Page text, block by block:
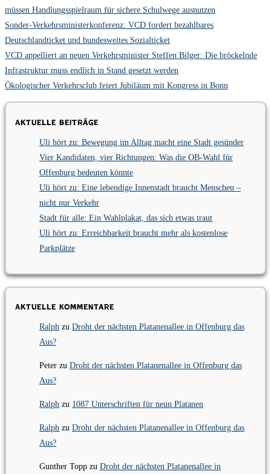
müssen Handlungsspielraum für sichere Schulwege ausnutzen
Sonder-Verkehrsministerkonferenz: VCD fordert bezahlbares
Deutschlandticket und bundesweites Sozialticket
VCD appelliert an neuen Verkehrsminister Steffen Bilger: Die bröckelnde
Infrastruktur muss endlich in Stand gesetzt werden
Ökologischer Verkehrsclub feiert Jubiläum mit Kongress in Bonn
Aktuelle Beiträge
Uli hört zu: Bewegung im Alltag macht eine Stadt gesünder
Vier Kandidaten, vier Richtungen: Was die OB-Wahl für
Offenburg bedeuten könnte
Uli hört zu: Eine lebendige Innenstadt braucht Menschen –
nicht nur Verkehr
Stadt für alle: Ein Wahlplakat, das sich etwas traut
Uli hört zu: Erreichbarkeit braucht mehr als kostenlose
Parkplätze
Aktuelle Kommentare
Ralph zu Droht der nächsten Platanenallee in Offenburg das
Aus?
Peter zu Droht der nächsten Platanenallee in Offenburg das
Aus?
Ralph zu 1087 Unterschriften für neun Platanen
Ralph zu Droht der nächsten Platanenallee in Offenburg das
Aus?
Gunther Topp zu Droht der nächsten Platanenallee in